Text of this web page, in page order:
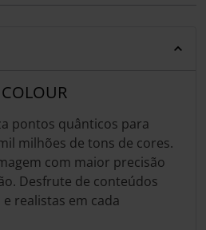
pontos quânticos para
milhões de tons de cores.
com maior precisão
Desfrute de conteúdos
realistas em cada